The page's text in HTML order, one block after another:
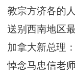
教宗方济各的
送别西南地区
加拿大新总理
担任
悼念马忠信老